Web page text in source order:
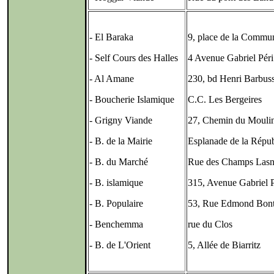
- El Baraka
- Self Cours des Halles
- Al Amane
- Boucherie Islamique
- Grigny Viande
- B. de la Mairie
- B. du Marché
- B. islamique
- B. Populaire
- Benchemma
- B. de L'Orient
9, place de la
4 Avenue Gabriel Péri
230, bd Henri
C.C. Les Bergeires
27, Chemin du
Esplanade de la
Rue des Champs
315, Avenue Gabriel
53, Rue Edmond
rue du Clos
5, Allée de Biarritz